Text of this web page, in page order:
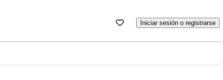
Iniciar sesión o registrarse